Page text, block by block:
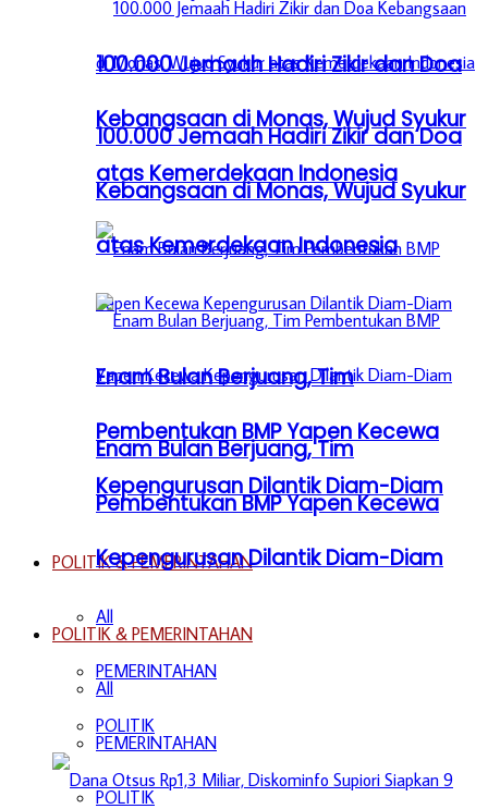
100.000 Jemaah Hadiri Zikir dan Doa
Kebangsaan di Monas, Wujud Syukur
atas Kemerdekaan Indonesia
Enam Bulan Berjuang, Tim
Pembentukan BMP Yapen Kecewa
Kepengurusan Dilantik Diam-Diam
POLITIK & PEMERINTAHAN
All
PEMERINTAHAN
POLITIK
100.000 Jemaah Hadiri Zikir dan Doa
Kebangsaan di Monas, Wujud Syukur
atas Kemerdekaan Indonesia
Enam Bulan Berjuang, Tim
Pembentukan BMP Yapen Kecewa
Kepengurusan Dilantik Diam-Diam
POLITIK & PEMERINTAHAN
All
PEMERINTAHAN
POLITIK